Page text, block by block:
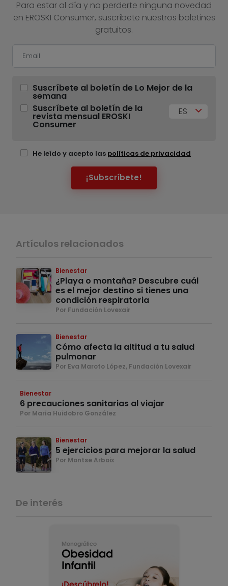
Para estar al día y no perderte ninguna novedad
en EROSKI Consumer, suscríbete nuestros boletines
gratuitos.
Suscríbete al boletín de Lo Mejor de la
semana
Suscríbete al boletín de la
revista mensual EROSKI
Consumer
ES
He leído y acepto las políticas de privacidad
¡Subscríbete!
Artículos relacionados
Bienestar
¿Playa o montaña? Descubre cuál
es el mejor destino si tienes una
condición respiratoria
Por Fundación Lovexair
Bienestar
Cómo afecta la altitud a tu salud
pulmonar
Por Eva Maroto López, Fundación Lovexair
Bienestar
6 precauciones sanitarias al viajar
Por María Huidobro González
Bienestar
5 ejercicios para mejorar la salud
Por Montse Arboix
De interés